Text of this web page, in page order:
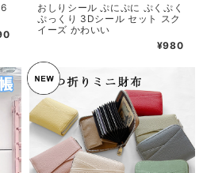
おしりシール ぷにぷに ぷくぷく
ぷっくり 3Dシール セット スク
イーズ かわいい
¥980